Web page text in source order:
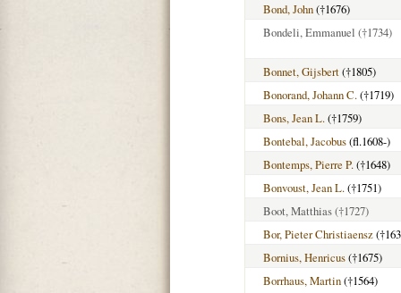
Bond, John(†1676)
Bondeli, Emmanuel (†1734)
Bonnet, Gijsbert(†1805)
Bonorand, Johann C.(†1719)
Bons, Jean L.(†1759)
Bontebal, Jacobus(fl.1608-)
Bontemps, Pierre P.(†1648)
Bonvoust, Jean L.(†1751)
Boot, Matthias(†1727)
Bor, Pieter Christiaensz
Bornius, Henricus(†1675)
Borrhaus, Martin(†1564)